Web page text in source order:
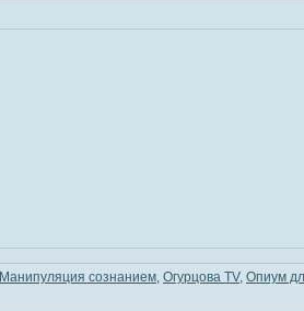
Манипуляция сознанием, Огурцова TV, Опиум